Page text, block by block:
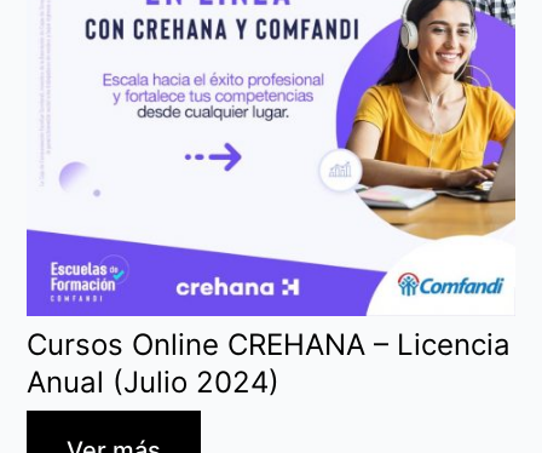
Cursos Online CREHANA – Licencia
Anual (Julio 2024)